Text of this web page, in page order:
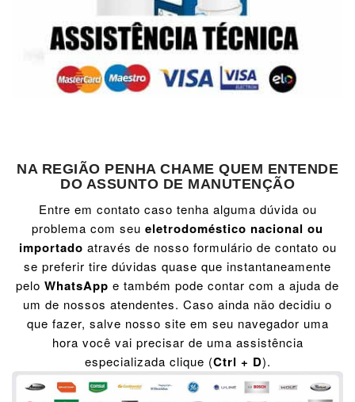
NA REGIÃO PENHA CHAME QUEM ENTENDE
DO ASSUNTO DE MANUTENÇÃO
Entre em contato caso tenha alguma dúvida ou
problema com seu eletrodoméstico nacional ou
importado através de nosso formulário de contato ou
se preferir tire dúvidas quase que instantaneamente
pelo WhatsApp e também pode contar com a ajuda de
um de nossos atendentes. Caso ainda não decidiu o
que fazer, salve nosso site em seu navegador uma
hora você vai precisar de uma assistência
especializada clique (Ctrl + D).